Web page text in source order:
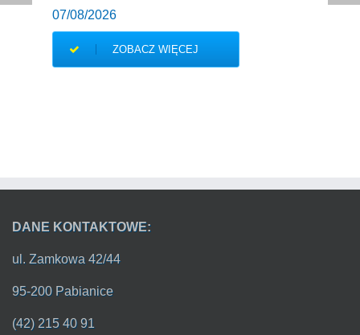
07/08/2026
ZOBACZ WIĘCEJ
DANE KONTAKTOWE:
ul. Zamkowa 42/44
95-200 Pabianice
(42) 215 40 91